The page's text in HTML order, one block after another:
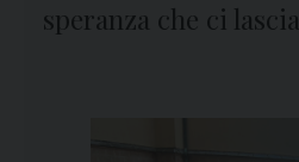
speranza che ci lascia